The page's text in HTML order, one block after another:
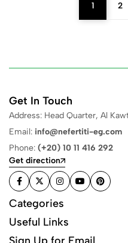
1 2
Get In Touch
Address: Head Quarter, Al
Email: info@nefertiti-eg.com
Phone: (+20) 10 11 416 292
Get direction
Categories
Useful Links